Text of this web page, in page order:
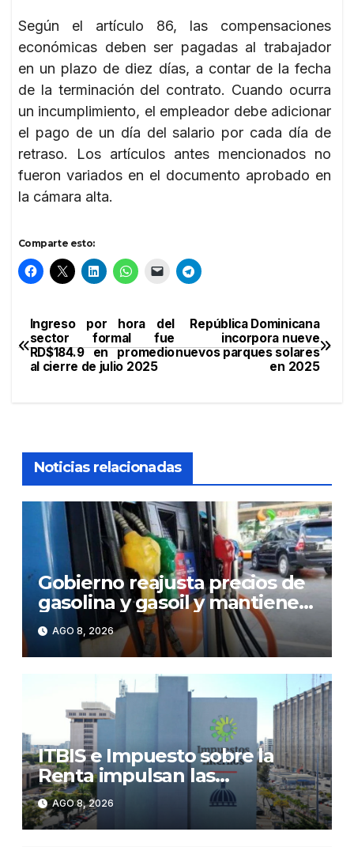
Según el artículo 86, las compensaciones
económicas deben ser pagadas al trabajador
en un plazo de diez días, a contar de la fecha
de la terminación del contrato. Cuando ocurra
un incumplimiento, el empleador debe adicionar
el pago de un día del salario por cada día de
retraso. Los artículos antes mencionados no
fueron variados en el documento aprobado en
la cámara alta.
Comparte esto:
Navegación
de
República Dominicana
incorpora nueve
nuevos parques solares
en 2025
Ingreso por hora del
sector formal fue
RD$184.9 en promedio
al cierre de julio 2025
Noticias relacionadas
Gobierno reajusta precios de
gasolina y gasoil y mantiene
congelado el GLP
AGO 8, 2026
ITBIS e Impuesto sobre la
Renta impulsan las
recaudaciones de la DGII;
superan los RD$81,475
millones en julio
AGO 8, 2026